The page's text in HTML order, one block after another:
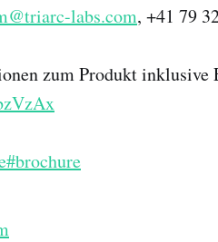
labs.com, +41 79
zum Produkt inklusive
#brochure